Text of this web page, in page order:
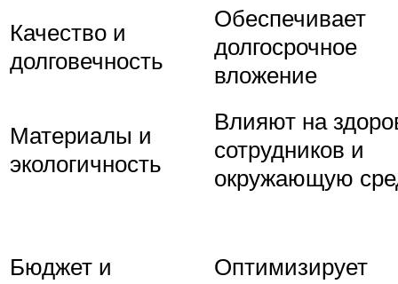
Качество и
долговечность
Обеспечивает
долгосрочное
вложение
Материалы и
экологичность
Влияют на
сотрудников и
окружающую
Бюджет и
Оптимизирует